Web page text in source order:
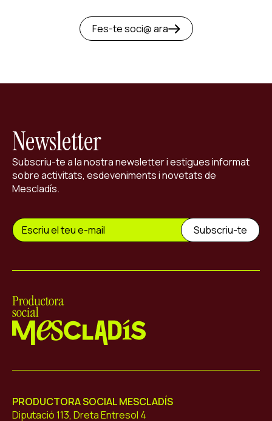
Fes-te soci@ ara
Newsletter
Subscriu-te a la nostra newsletter i estigues informat
sobre activitats, esdeveniments i novetats de
Mescladís.
PRODUCTORA SOCIAL MESCLADÍS
Diputació 113, Dreta Entresol 4